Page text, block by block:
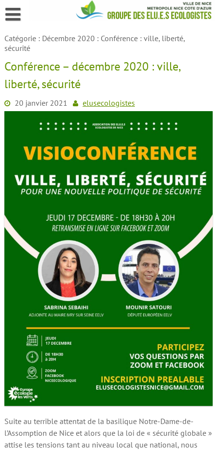
to
content
Catégorie : Décembre 2020 : Conférence : ville, liberté,
sécurité
Conférence – décembre 2020 : ville,
liberté, sécurité
20 janvier 2021 elusecologistes
Suite au terrible attentat de la basilique Notre-Dame-de-
l’Assomption de Nice et alors que la loi de « sécurité globale »
attise les tensions tant au niveau local que national, nous